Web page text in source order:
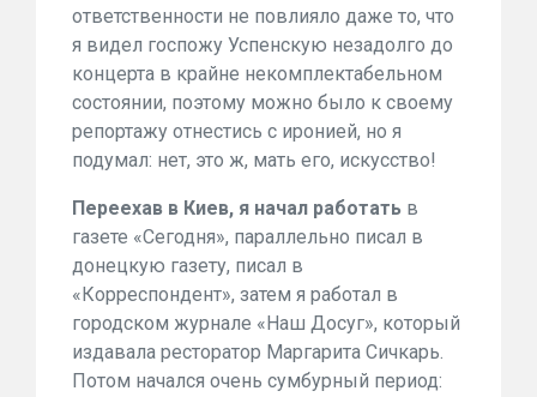
ответственности не повлияло даже то, что
я видел госпожу Успенскую незадолго до
концерта в крайне некомплектабельном
состоянии, поэтому можно было к своему
репортажу отнестись с иронией, но я
подумал: нет, это ж, мать его, искусство!
Переехав в Киев, я начал работать в
газете «Сегодня», параллельно писал в
донецкую газету, писал в
«Корреспондент», затем я работал в
городском журнале «Наш Досуг», который
издавала ресторатор Маргарита Сичкарь.
Потом начался очень сумбурный период: